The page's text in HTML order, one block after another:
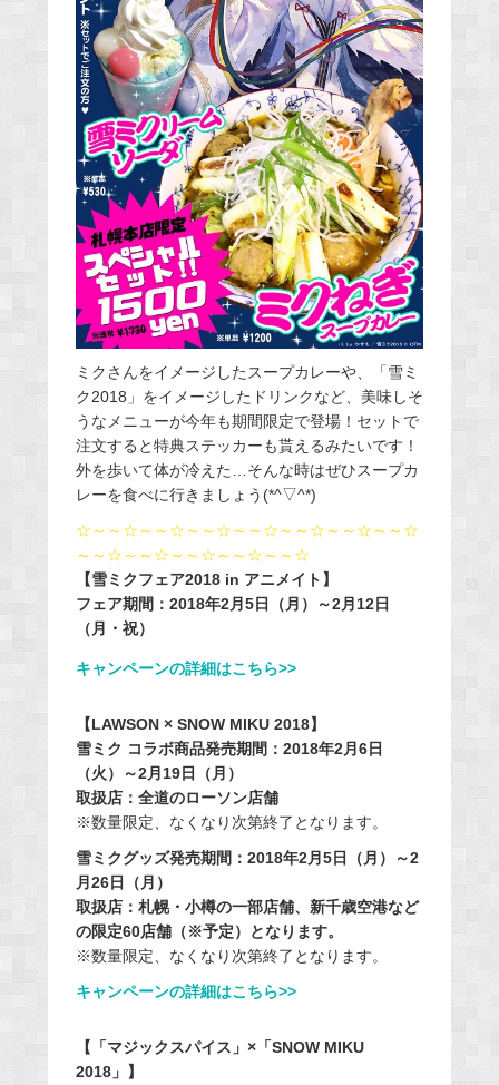
ミクさんをイメージしたスープカレーや、「雪ミ
ク2018」をイメージしたドリンクなど、美味しそ
うなメニューが今年も期間限定で登場！セットで
注文すると特典ステッカーも貰えるみたいです！
外を歩いて体が冷えた…そんな時はぜひスープカ
レーを食べに行きましょう(*^▽^*)
☆～～☆～～☆～～☆～～☆～～☆～～☆～～☆
～～☆～～☆～～☆～～☆～～☆
【雪ミクフェア2018 in アニメイト】
フェア期間：2018年2月5日（月）～2月12日
（月・祝）
キャンペーンの詳細はこちら>>
【LAWSON × SNOW MIKU 2018】
雪ミク コラボ商品発売期間：2018年2月6日
（火）～2月19日（月）
取扱店：全道のローソン店舗
※数量限定、なくなり次第終了となります。
雪ミクグッズ発売期間：2018年2月5日（月）～2
月26日（月）
取扱店：札幌・小樽の一部店舗、新千歳空港など
の限定60店舗（※予定）となります。
※数量限定、なくなり次第終了となります。
キャンペーンの詳細はこちら>>
【「マジックスパイス」×「SNOW MIKU
2018」】